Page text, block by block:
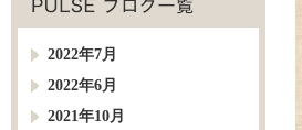
2022年7月
2022年6月
2021年10月